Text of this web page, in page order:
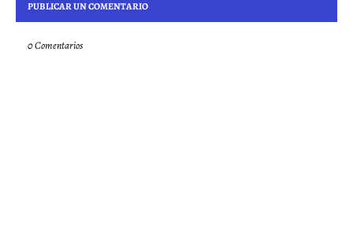
PUBLICAR UN COMENTARIO
0 Comentarios